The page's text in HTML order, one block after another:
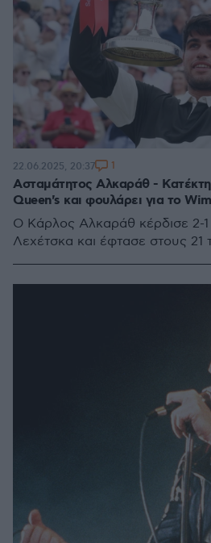
Ασταμάτητος Αλκαράθ -
Queen's και φουλάρει για το
Ο Κάρλος Αλκαράθ κέρδισε 2-1
Λεχέτσκα και έφτασε στους 21
22.06.2025, 20:37 1